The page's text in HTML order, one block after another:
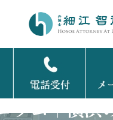
ラム｜横浜